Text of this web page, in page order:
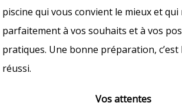
piscine qui vous convient le mieux et qui
parfaitement à vos souhaits et à vos
pratiques. Une bonne préparation,
réussi.
Vos attentes